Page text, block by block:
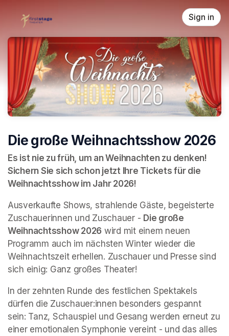
Sign in
Die große Weihnachtsshow 2026
Es ist nie zu früh, um an Weihnachten zu denken!
Sichern Sie sich schon jetzt Ihre Tickets für die
Weihnachtsshow im Jahr 2026!
Ausverkaufte Shows, strahlende Gäste, begeisterte
Zuschauerinnen und Zuschauer - Die große
Weihnachtsshow 2026 wird mit einem neuen
Programm auch im nächsten Winter wieder die
Weihnachtszeit erhellen. Zuschauer und Presse sind
sich einig: Ganz großes Theater!
In der zehnten Runde des festlichen Spektakels
dürfen die Zuschauer:innen besonders gespannt
sein: Tanz, Schauspiel und Gesang werden erneut zu
einer emotionalen Symphonie vereint - und das alles